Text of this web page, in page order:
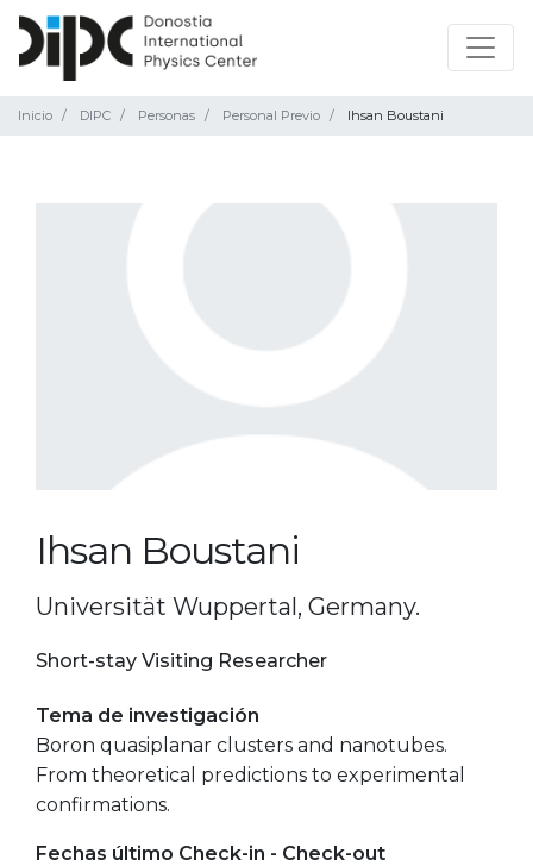
Inicio DIPC Personas Personal Previo Ihsan Boustani
Ihsan Boustani
Universität Wuppertal, Germany.
Short-stay Visiting Researcher
Tema de investigación
Boron quasiplanar clusters and nanotubes.
From theoretical predictions to experimental
confirmations.
Fechas último Check-in - Check-out